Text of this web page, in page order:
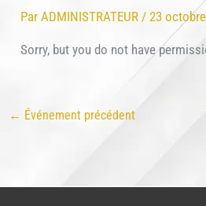
ParADMINISTRATEUR /23
Sorry, but you do not have
← Événement précédent